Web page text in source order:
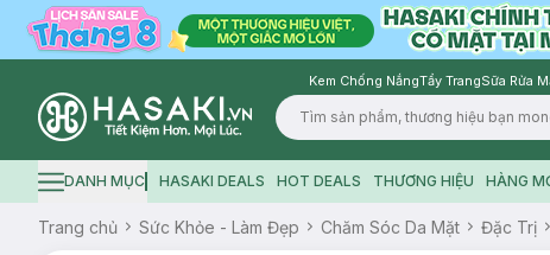
Kem Chống NắngTẩy TrangSữa Rửa
Logo
Hamburger icon
DANH MỤC HASAKI DEALS HOT DEALS THƯƠNG HIỆU HÀNG
Trang chủ Sức Khỏe - Làm Đẹp Chăm Sóc Da Mặt Đặc Trị